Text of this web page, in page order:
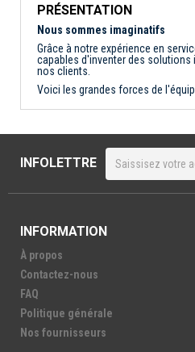
PRÉSENTATION
Nous sommes imaginatifs
Grâce à notre expérience en
capables d'inventer des
nos clients.
Voici les grandes forces de
INFOLETTRE
INFORMATION
À propos
Contactez-nous
FAQ
Politique générale
Nos fournisseurs